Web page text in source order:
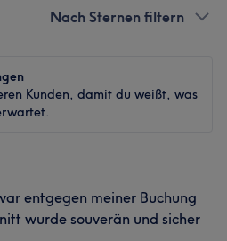
Nach Sternen filtern
Kunden, damit du weißt, was
entgegen meiner Buchung
wurde souverän und sicher